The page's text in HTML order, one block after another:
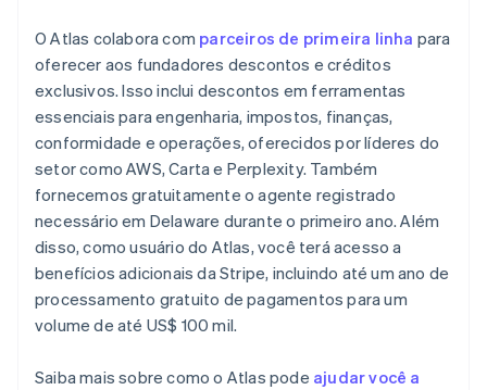
O Atlas colabora com parceiros de primeira linha para
oferecer aos fundadores descontos e créditos
exclusivos. Isso inclui descontos em ferramentas
essenciais para engenharia, impostos, finanças,
conformidade e operações, oferecidos por líderes do
setor como AWS, Carta e Perplexity. Também
fornecemos gratuitamente o agente registrado
necessário em Delaware durante o primeiro ano. Além
disso, como usuário do Atlas, você terá acesso a
benefícios adicionais da Stripe, incluindo até um ano de
processamento gratuito de pagamentos para um
volume de até US$ 100 mil.
Saiba mais sobre como o Atlas pode ajudar você a